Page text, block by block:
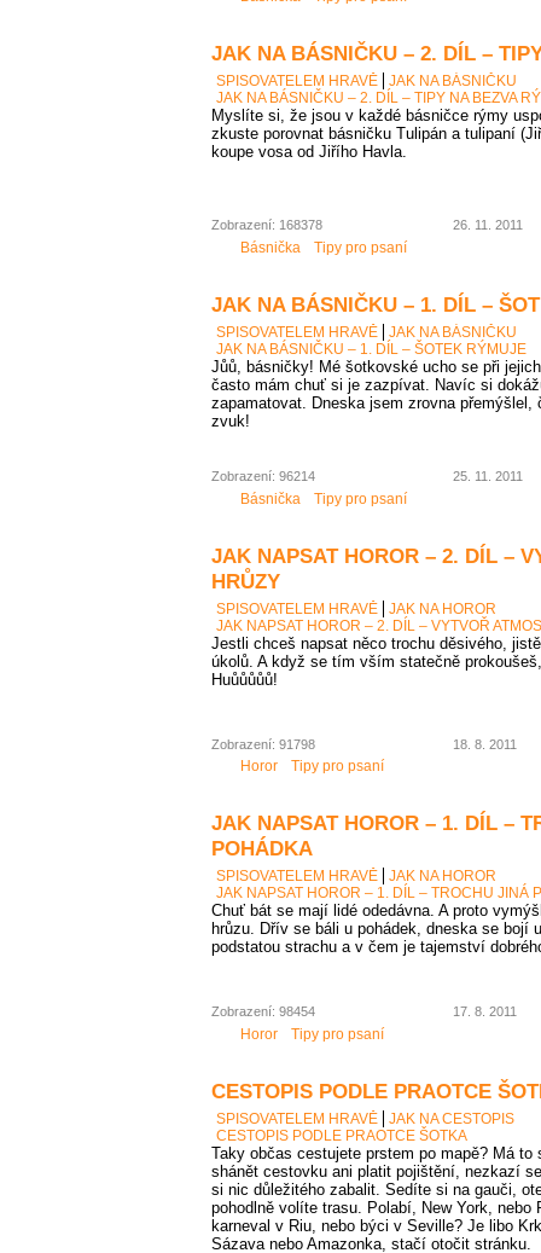
JAK NA BÁSNIČKU – 2. DÍL –
SPISOVATELEM HRAVĚ
JAK NA BÁSNIČKU
JAK NA BÁSNIČKU – 2. DÍL – TIPY NA BEZVA
Myslíte si, že jsou v každé básničce rýmy
zkuste porovnat básničku Tulipán a tulipaní
koupe vosa od Jiřího Havla.
Zobrazení: 168378 26. 11. 2011
Básnička Tipy pro psaní
JAK NA BÁSNIČKU – 1. DÍL –
SPISOVATELEM HRAVĚ
JAK NA BÁSNIČKU
JAK NA BÁSNIČKU – 1. DÍL – ŠOTEK RÝMUJE
Jůů, básničky! Mé šotkovské ucho se při
často mám chuť si je zazpívat. Navíc si
zapamatovat. Dneska jsem zrovna
zvuk!
Zobrazení: 96214 25. 11. 2011
Básnička Tipy pro psaní
JAK NAPSAT HOROR – 2. DÍL –
HRŮZY
SPISOVATELEM HRAVĚ
JAK NA HOROR
JAK NAPSAT HOROR – 2. DÍL – VYTVOŘ
Jestli chceš napsat něco trochu děsivého,
úkolů. A když se tím vším statečně
Huůůůůů!
Zobrazení: 91798 18. 8. 2011
Horor Tipy pro psaní
JAK NAPSAT HOROR – 1. DÍL –
POHÁDKA
SPISOVATELEM HRAVĚ
JAK NA HOROR
JAK NAPSAT HOROR – 1. DÍL – TROCHU JINÁ
Chuť bát se mají lidé odedávna. A proto
hrůzu. Dřív se báli u pohádek, dneska se bojí
podstatou strachu a v čem je tajemství
Zobrazení: 98454 17. 8. 2011
Horor Tipy pro psaní
CESTOPIS PODLE PRAOTCE
SPISOVATELEM HRAVĚ
JAK NA CESTOPIS
CESTOPIS PODLE PRAOTCE ŠOTKA
Taky občas cestujete prstem po mapě? Má to
shánět cestovku ani platit pojištění, nezkazí
si nic důležitého zabalit. Sedíte si na gauči,
pohodlně volíte trasu. Polabí, New York, nebo
karneval v Riu, nebo býci v Seville? Je libo
Sázava nebo Amazonka, stačí otočit stránku.